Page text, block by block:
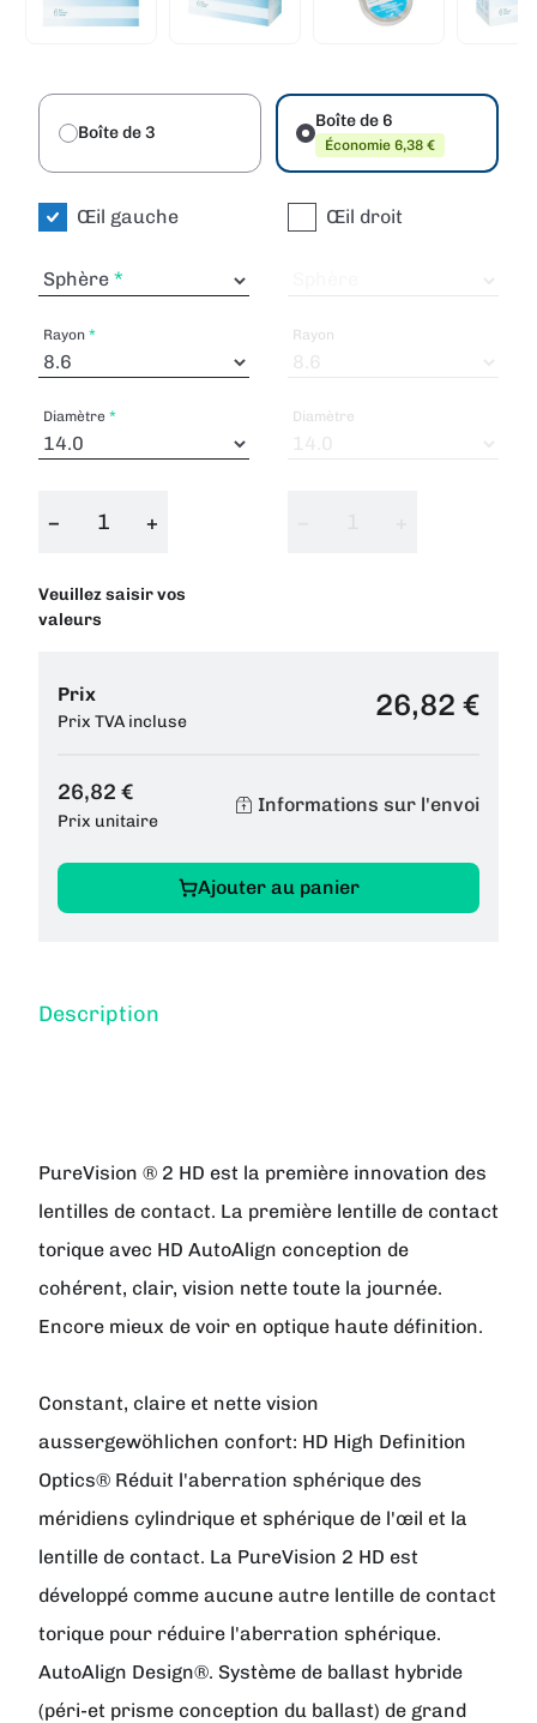
Boîte de 3
Boîte de 6
Économie 6,38 €
Œil gauche
Sphère
Rayon
Diamètre
− +
Veuillez saisir vos
valeurs
Œil droit
Rayon
Diamètre
Prix
Prix TVA incluse 26,82 €
26,82 €
Prix unitaire
Informations sur l'envoi
Ajouter au panier
Description
PureVision ® 2 HD est la première innovation des
lentilles de contact. La première lentille de contact
torique avec HD AutoAlign conception de
cohérent, clair, vision nette toute la journée.
Encore mieux de voir en optique haute définition.
Constant, claire et nette vision
aussergewöhlichen confort: HD High Definition
Optics® Réduit l'aberration sphérique des
méridiens cylindrique et sphérique de l'œil et la
lentille de contact. La PureVision 2 HD est
développé comme aucune autre lentille de contact
torique pour réduire l'aberration sphérique.
AutoAlign Design®. Système de ballast hybride
(péri-et prisme conception du ballast) de grand